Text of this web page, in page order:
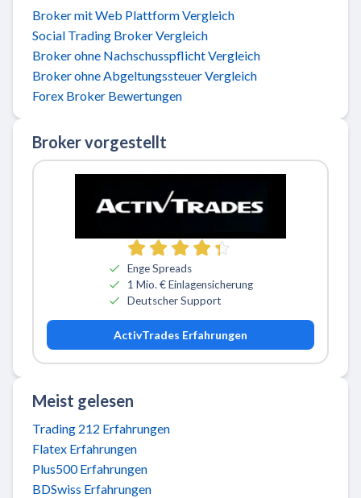
Broker mit Web Plattform Vergleich
Social Trading Broker Vergleich
Broker ohne Nachschusspflicht Vergleich
Broker ohne Abgeltungssteuer Vergleich
Forex Broker Bewertungen
Broker vorgestellt
Zu ActivTrades
Enge Spreads
1 Mio. € Einlagensicherung
Deutscher Support
ActivTrades Erfahrungen
Meist gelesen
Trading 212 Erfahrungen
Flatex Erfahrungen
Plus500 Erfahrungen
BDSwiss Erfahrungen